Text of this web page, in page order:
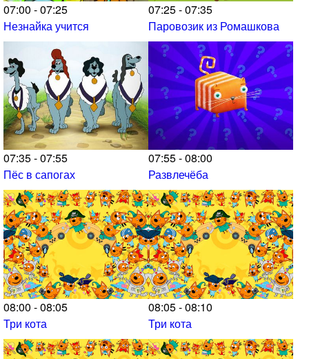
07:00 - 07:25
Незнайка учится
07:25 - 07:35
Паровозик из Ромашкова
07:35 - 07:55
Пёс в сапогах
07:55 - 08:00
Развлечёба
08:00 - 08:05
Три кота
08:05 - 08:10
Три кота